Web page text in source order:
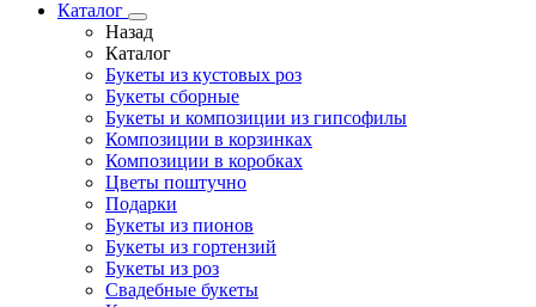
Каталог
Назад
Каталог
Букеты из кустовых роз
Букеты сборные
Букеты и композиции из гипсофилы
Композиции в корзинках
Композиции в коробках
Цветы поштучно
Подарки
Букеты из пионов
Букеты из гортензий
Букеты из роз
Свадебные букеты